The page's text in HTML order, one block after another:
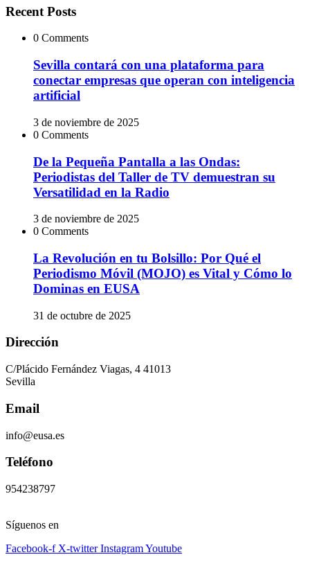
Recent Posts
0 Comments
Sevilla contará con una plataforma para
conectar empresas que operan con inteligencia
artificial
3 de noviembre de 2025
0 Comments
De la Pequeña Pantalla a las Ondas:
Periodistas del Taller de TV demuestran su
Versatilidad en la Radio
3 de noviembre de 2025
0 Comments
La Revolución en tu Bolsillo: Por Qué el
Periodismo Móvil (MOJO) es Vital y Cómo lo
Dominas en EUSA
31 de octubre de 2025
Dirección
C/Plácido Fernández Viagas, 4 41013
Sevilla
Email
info@eusa.es
Teléfono
954238797
Síguenos en
Facebook-f X-twitter InstagramYoutube